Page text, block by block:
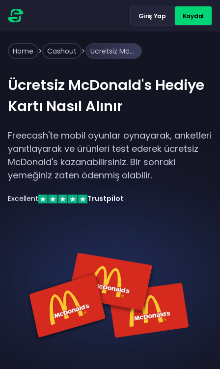
Giriş Yap Kaydol
Home > Cashout > Ücretsiz McDonald's Hediye Kartı Nasıl Alınır
Ücretsiz McDonald's Hediye
Kartı Nasıl Alınır
Freecash'te mobil oyunlar oynayarak, anketleri
yanıtlayarak ve ürünleri test ederek ücretsiz
McDonald's kazanabilirsiniz. Bir sonraki
yemeğiniz zaten ödenmiş olabilir.
Excellent Trustpilot